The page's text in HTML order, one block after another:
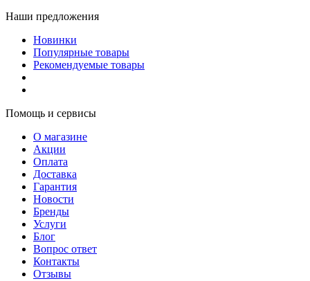
Наши предложения
Новинки
Популярные товары
Рекомендуемые товары
Помощь и сервисы
О магазине
Акции
Оплата
Доставка
Гарантия
Новости
Бренды
Услуги
Блог
Вопрос ответ
Контакты
Отзывы